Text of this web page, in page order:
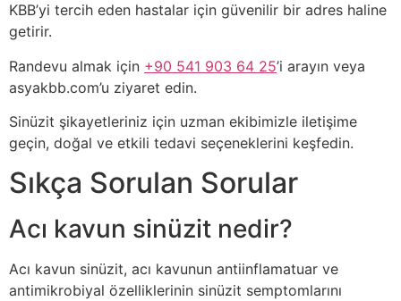
KBB’yi tercih eden hastalar için güvenilir bir adres haline
getirir.
Randevu almak için +90 541 903 64 25’i arayın veya
asyakbb.com’u ziyaret edin.
Sinüzit şikayetleriniz için uzman ekibimizle iletişime
geçin, doğal ve etkili tedavi seçeneklerini keşfedin.
Sıkça Sorulan Sorular
Acı kavun sinüzit nedir?
Acı kavun sinüzit, acı kavunun antiinflamatuar ve
antimikrobiyal özelliklerinin sinüzit semptomlarını